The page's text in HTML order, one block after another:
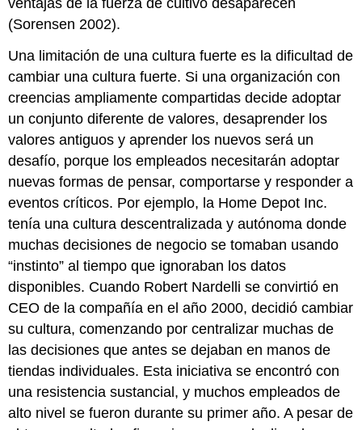
ventajas de la fuerza de cultivo desaparecen
(Sorensen 2002).
Una limitación de una cultura fuerte es la dificultad de
cambiar una cultura fuerte. Si una organización con
creencias ampliamente compartidas decide adoptar
un conjunto diferente de valores, desaprender los
valores antiguos y aprender los nuevos será un
desafío, porque los empleados necesitarán adoptar
nuevas formas de pensar, comportarse y responder a
eventos críticos. Por ejemplo, la Home Depot Inc.
tenía una cultura descentralizada y autónoma donde
muchas decisiones de negocio se tomaban usando
“instinto” al tiempo que ignoraban los datos
disponibles. Cuando Robert Nardelli se convirtió en
CEO de la compañía en el año 2000, decidió cambiar
su cultura, comenzando por centralizar muchas de
las decisiones que antes se dejaban en manos de
tiendas individuales. Esta iniciativa se encontró con
una resistencia sustancial, y muchos empleados de
alto nivel se fueron durante su primer año. A pesar de